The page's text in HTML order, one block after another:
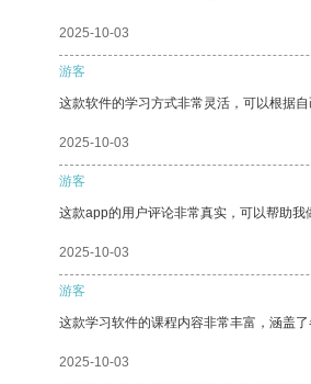
2025-10-03
游客
这款软件的学习方式非常灵活，可以根据自
2025-10-03
游客
这款app的用户评论非常真实，可以帮助我
2025-10-03
游客
这款学习软件的课程内容非常丰富，涵盖
2025-10-03